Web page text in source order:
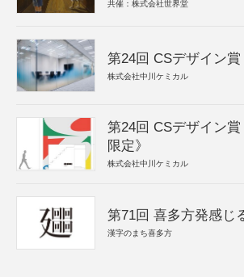
共催：株式会社世界堂
第24回 CSデザイン賞
株式会社中川ケミカル
第24回 CSデザイン
限定》
株式会社中川ケミカル
第71回 喜多方発感じ
漢字のまち喜多方